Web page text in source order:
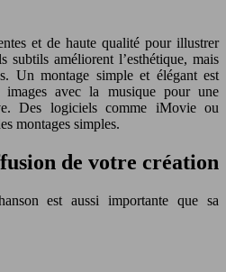
et de haute qualité pour illustrer
subtils améliorent l’esthétique, mais
Un montage simple et élégant est
images avec la musique pour une
Des logiciels comme iMovie ou
montages simples.
de votre création
est aussi importante que sa